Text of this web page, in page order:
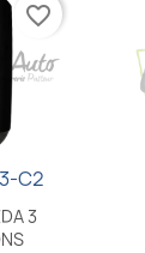
C2
3
favorite_border